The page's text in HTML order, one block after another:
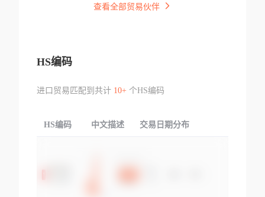
查看全部贸易伙伴
HS编码
进口贸易匹配到共计 10+个HS编码
HS编码 中文描述 交易日期分布